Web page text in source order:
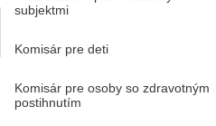
subjektmi
Komisár pre deti
Komisár pre osoby so zdravotným
postihnutím